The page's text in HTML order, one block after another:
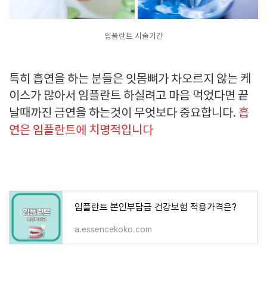
임플란트 시술기간
특히 흡연을 하는 분들은 잇몸뼈가 차오르지 않는 케
이스가 많아서 임플란트 하실려고 마음 먹었다면 끝
날때까진 금연을 하는것이 무엇보다 중요합니다. 흡
연은 임플란트에 치명적입니다
임플란트 본인부담금 건강보험 적용가격은?
a.essencekoko.com